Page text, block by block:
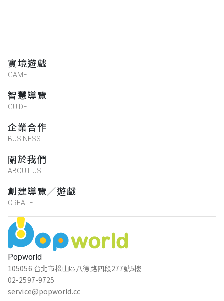
Popworld
105056 台北市松山區八德路四段277號5樓
02-2597-9725
service@popworld.cc
實境遊戲
GAME
智慧導覽
GUIDE
企業合作
BUSINESS
關於我們
ABOUT US
創建導覽／遊戲
CREATE